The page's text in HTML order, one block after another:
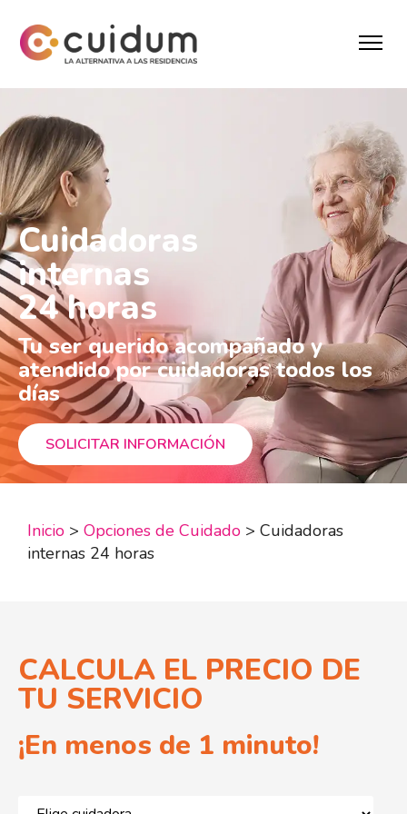
Cuidadoras
internas
24 horas
Tu ser querido acompañado y
atendido por cuidadoras todos los
días
SOLICITAR INFORMACIÓN
Inicio > Opciones de Cuidado > Cuidadoras
internas 24 horas
CALCULA EL PRECIO DE
TU SERVICIO
¡En menos de 1 minuto!